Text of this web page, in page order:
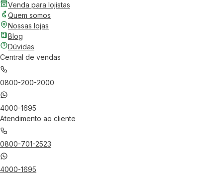
Venda para lojistas
Quem somos
Nossas lojas
Blog
Dúvidas
Central de vendas
0800-200-2000
4000-1695
Atendimento ao cliente
0800-701-2523
4000-1695